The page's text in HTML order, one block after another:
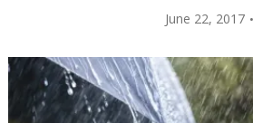
June 22, 2017